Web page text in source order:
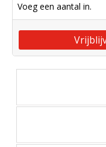
Voeg een aantal in.